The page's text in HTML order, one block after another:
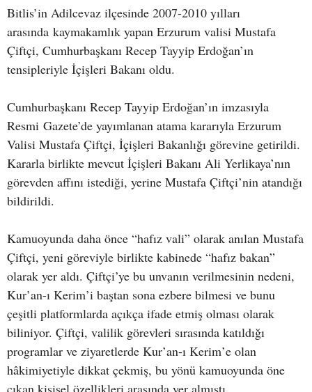
Bitlis’in Adilcevaz ilçesinde 2007-2010 yılları
arasında kaymakamlık yapan Erzurum valisi Mustafa
Çiftçi, Cumhurbaşkanı Recep Tayyip Erdoğan’ın
tensipleriyle İçişleri Bakanı oldu.
Cumhurbaşkanı Recep Tayyip Erdoğan’ın imzasıyla
Resmi Gazete’de yayımlanan atama kararıyla Erzurum
Valisi Mustafa Çiftçi, İçişleri Bakanlığı görevine getirildi.
Kararla birlikte mevcut İçişleri Bakanı Ali Yerlikaya’nın
görevden affını istediği, yerine Mustafa Çiftçi’nin atandığı
bildirildi.
Kamuoyunda daha önce “hafız vali” olarak anılan Mustafa
Çiftçi, yeni göreviyle birlikte kabinede “hafız bakan”
olarak yer aldı. Çiftçi’ye bu unvanın verilmesinin nedeni,
Kur’an-ı Kerim’i baştan sona ezbere bilmesi ve bunu
çeşitli platformlarda açıkça ifade etmiş olması olarak
biliniyor. Çiftçi, valilik görevleri sırasında katıldığı
programlar ve ziyaretlerde Kur’an-ı Kerim’e olan
hâkimiyetiyle dikkat çekmiş, bu yönü kamuoyunda öne